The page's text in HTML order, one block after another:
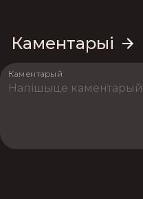
Каментарыі
Каментарый